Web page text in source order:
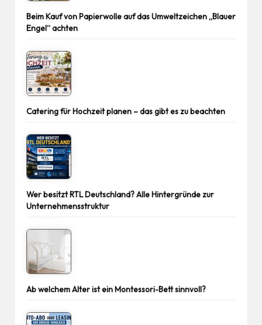
Beim Kauf von Papierwolle auf das Umweltzeichen „Blauer
Engel“ achten
Catering für Hochzeit planen – das gibt es zu beachten
Wer besitzt RTL Deutschland? Alle Hintergründe zur
Unternehmensstruktur
Ab welchem Alter ist ein Montessori-Bett sinnvoll?